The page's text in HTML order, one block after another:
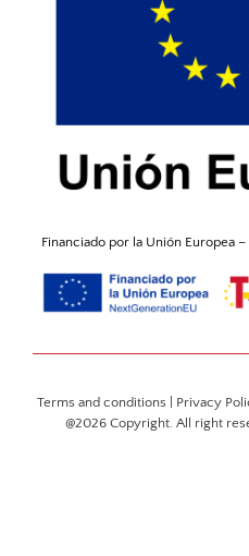
Financiado por la Unión Europea –
Terms and conditions Privacy
@2026 Copyright. All right